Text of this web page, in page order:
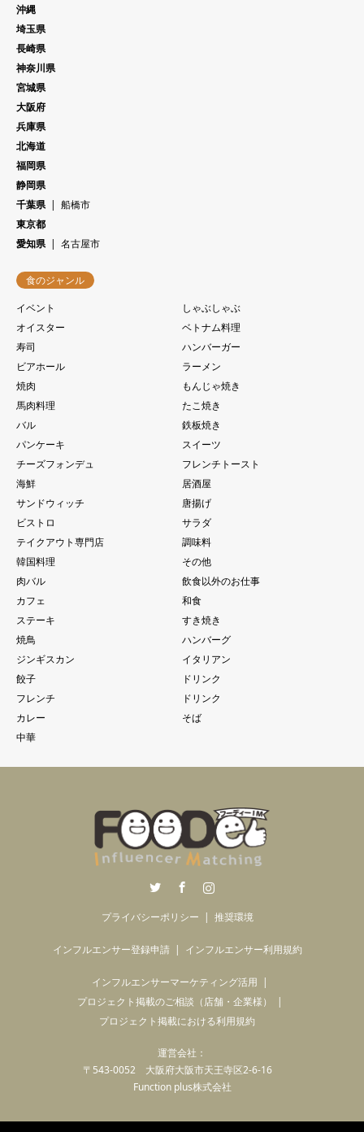
沖縄
埼玉県
長崎県
神奈川県
宮城県
大阪府
兵庫県
北海道
福岡県
静岡県
千葉県
船橋市
東京都
愛知県
名古屋市
食のジャンル
イベント
しゃぶしゃぶ
オイスター
ベトナム料理
寿司
ハンバーガー
ビアホール
ラーメン
焼肉
もんじゃ焼き
馬肉料理
たこ焼き
バル
鉄板焼き
パンケーキ
スイーツ
チーズフォンデュ
フレンチトースト
海鮮
居酒屋
サンドウィッチ
唐揚げ
ビストロ
サラダ
テイクアウト専門店
調味料
韓国料理
その他
肉バル
飲食以外のお仕事
カフェ
和食
ステーキ
すき焼き
焼鳥
ハンバーグ
ジンギスカン
イタリアン
餃子
ドリンク
フレンチ
ドリンク
カレー
そば
中華
Instagram
プライバシーポリシー 推奨環境
インフルエンサー登録申請 インフルエンサー利用規約
インフルエンサーマーケティング活用
プロジェクト掲載のご相談（店舗・企業様）
プロジェクト掲載における利用規約
運営会社：
〒543-0052 大阪府大阪市天王寺区2-6-16
Function plus株式会社